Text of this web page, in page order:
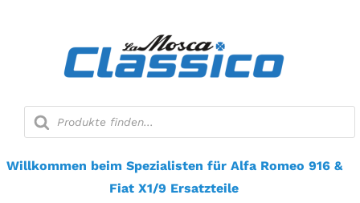
Suche
nach
Produkten
Willkommen beim Spezialisten für Alfa Romeo 916 &
Fiat X1/9 Ersatzteile